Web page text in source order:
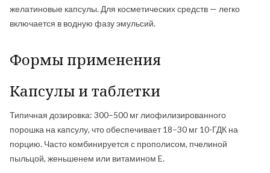
желатиновые капсулы. Для косметических средств — легко
включается в водную фазу эмульсий.
Формы применения
Капсулы и таблетки
Типичная дозировка: 300–500 мг лиофилизированного
порошка на капсулу, что обеспечивает 18–30 мг 10-ГДК на
порцию. Часто комбинируется с прополисом, пчелиной
пыльцой, женьшенем или витамином E.